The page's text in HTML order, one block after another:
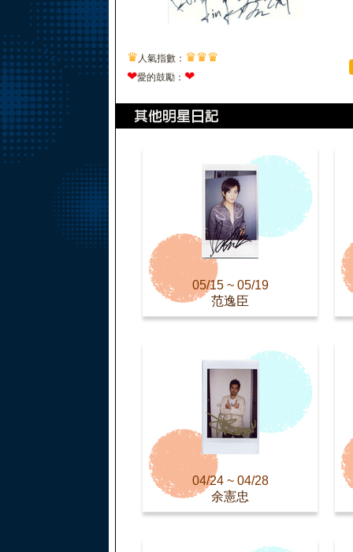
♛ 人氣指數： ♛♛♛
❤愛的鼓勵： ❤
05/15 ~ 05/19
范逸臣
04/24 ~ 04/28
余憲忠